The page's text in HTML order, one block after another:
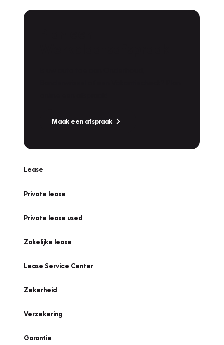
Maak een afspraak
Lease
Private lease
Private lease used
Zakelijke lease
Lease Service Center
Zekerheid
Verzekering
Garantie